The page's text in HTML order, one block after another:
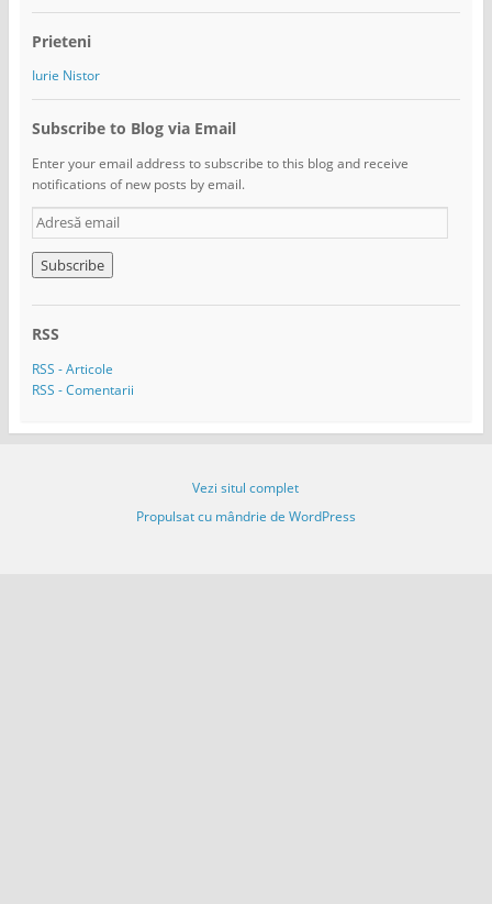
Prieteni
Iurie Nistor
Subscribe to Blog via Email
Enter your email address to subscribe to this blog and receive
notifications of new posts by email.
A
d
r
e
s
e
m
a
RSS
RSS - Articole
RSS - Comentarii
Vezi situl complet
Propulsat cu mândrie de WordPress